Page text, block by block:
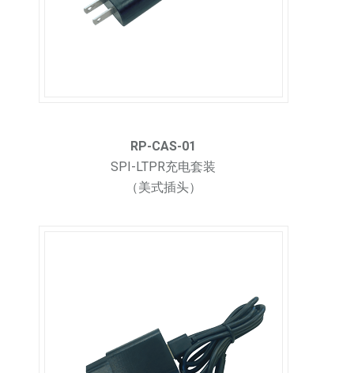
RP-CAS-01
SPI-LTPR充电套装
（美式插头）